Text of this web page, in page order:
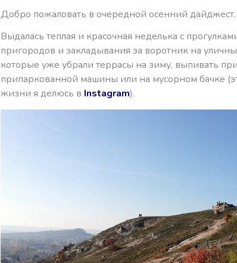
Добро пожаловать в очередной осенний дайджест.
Выдалась теплая и красочная неделька с
пригородов и закладывания за воротник на
которые уже убрали террасы на зиму, выпивать
припаркованной машины или на мусорном бачке
жизни я делюсь в Instagram).